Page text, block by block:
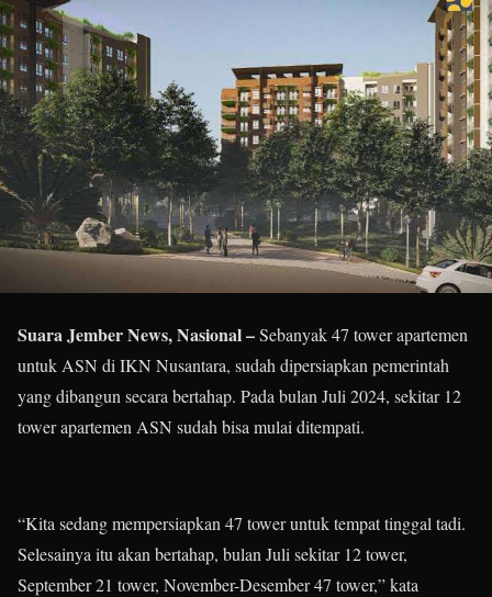
Suara Jember News, Nasional –Sebanyak 47 tower apartemen
untuk ASN di IKN Nusantara, sudah dipersiapkan pemerintah
yang dibangun secara bertahap. Pada bulan Juli 2024, sekitar 12
tower apartemen ASN sudah bisa mulai ditempati.
“Kita sedang mempersiapkan 47 tower untuk tempat tinggal tadi.
Selesainya itu akan bertahap, bulan Juli sekitar 12 tower,
September 21 tower, November-Desember 47 tower,” kata